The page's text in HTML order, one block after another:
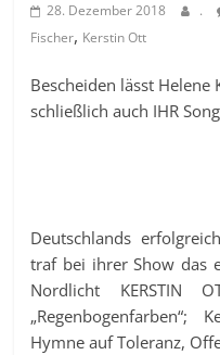
28. Dezember 2018 .
Fischer, Kerstin Ott
Bescheiden lässt
schließlich auch IHR
Deutschlands
traf bei ihrer Show das
Nordlicht KERSTIN
Hymne auf Toleranz,